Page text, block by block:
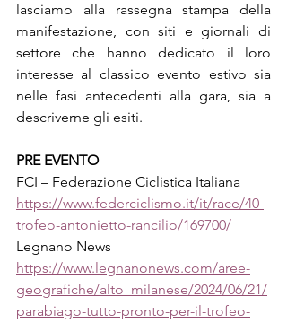
lasciamo alla rassegna stampa della
manifestazione, con siti e giornali di
settore che hanno dedicato il loro
interesse al classico evento estivo sia
nelle fasi antecedenti alla gara, sia a
descriverne gli esiti.
PRE EVENTO
FCI – Federazione Ciclistica Italiana
https://www.federciclismo.it/it/race/40-
trofeo-antonietto-rancilio/169700/
Legnano News
https://www.legnanonews.com/aree-
geografiche/alto_milanese/2024/06/21/
parabiago-tutto-pronto-per-il-trofeo-